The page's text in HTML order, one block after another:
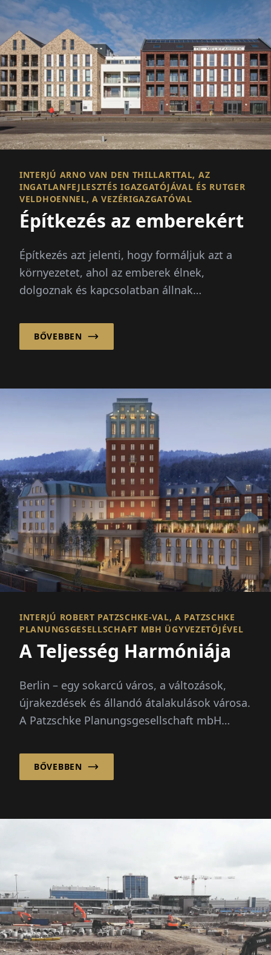
INTERJÚ ARNO VAN DEN THILLARTTAL, AZ
INGATLANFEJLESZTÉS IGAZGATÓJÁVAL ÉS RUTGER
VELDHOENNEL, A VEZÉRIGAZGATÓVAL
Építkezés az emberekért
Építkezés azt jelenti, hogy formáljuk azt a
környezetet, ahol az emberek élnek,
dolgoznak és kapcsolatban állnak
építkezés többről szól, mint...
BŐVEBBEN
INTERJÚ ROBERT PATZSCHKE-VAL, A PATZSCHKE
PLANUNGSGESELLSCHAFT MBH ÜGYVEZETŐJÉVEL
A Teljesség Harmóniája
Berlin – egy sokarcú város, a változások,
újrakezdések és állandó átalakulások városa.
A Patzschke Planungsgesellschaft mbH
nyugalm...
BŐVEBBEN